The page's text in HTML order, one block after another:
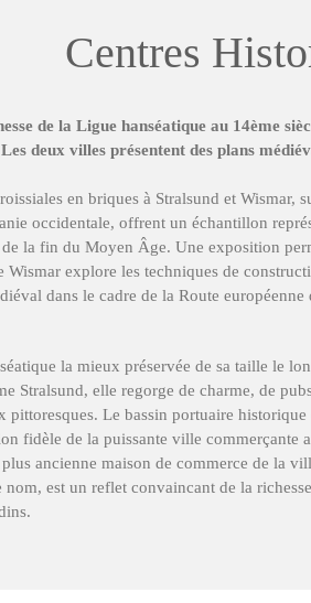
Centres
de la Ligue hanséatique au 14ème
deux villes présentent des plans
en briques à Stralsund et Wismar,
occidentale, offrent un échantillon
la fin du Moyen Âge. Une exposition
Wismar explore les techniques de
dans le cadre de la Route européenne
la mieux préservée de sa taille le
Stralsund, elle regorge de charme, de
pittoresques. Le bassin portuaire historique
fidèle de la puissante ville commerçante
ancienne maison de commerce de la
nom, est un reflet convaincant de la